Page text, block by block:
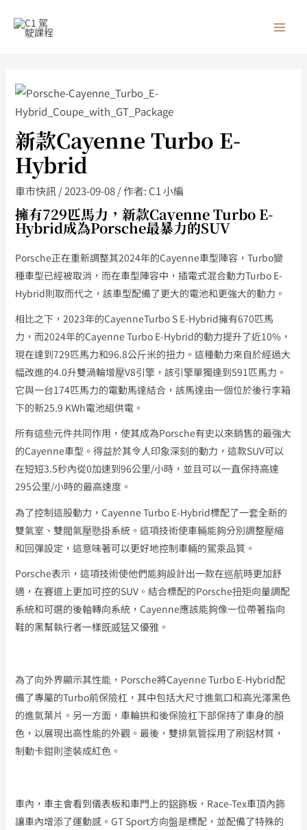
新款Cayenne Turbo E-
Hybrid
車市快訊/2023-09-08/ 作者: C1 小編
擁有729匹馬力，新款Cayenne Turbo E-
Hybrid成為Porsche最暴力的SUV
Porsche正在重新調整其2024年的Cayenne車型陣容，Turbo變
種車型已經被取消，而在車型陣容中，插電式混合動力Turbo E-
Hybrid則取而代之，該車型配備了更大的電池和更強大的動力。
相比之下，2023年的CayenneTurbo S E-Hybrid擁有670匹馬
力，而2024年的Cayenne Turbo E-Hybrid的動力提升了近10%，
現在達到729匹馬力和96.8公斤米的扭力。這種動力來自於經過大
幅改進的4.0升雙渦輪增壓V8引擎，該引擎單獨達到591匹馬力。
它與一台174匹馬力的電動馬達結合，該馬達由一個位於後行李箱
下的新25.9 KWh電池組供電。
所有這些元件共同作用，使其成為Porsche有史以來銷售的最強大
的Cayenne車型。得益於其令人印象深刻的動力，這款SUV可以
在短短3.5秒內從0加速到96公里/小時，並且可以一直保持高達
295公里/小時的最高速度。
為了控制這股動力，Cayenne Turbo E-Hybrid標配了一套全新的
雙氣室、雙閥氣壓懸掛系統。這項技術使車輛能夠分別調整壓縮
和回彈設定，這意味著可以更好地控制車輛的駕乘品質。
Porsche表示，這項技術使他們能夠設計出一款在巡航時更加舒
適，在賽道上更加可控的SUV。結合標配的Porsche扭矩向量調配
系統和可選的後軸轉向系統，Cayenne應該能夠像一位帶著指向
鞋的黑幫執行者一樣既威猛又優雅。
為了向外界顯示其性能，Porsche將Cayenne Turbo E-Hybrid配
備了專屬的Turbo前保險杠，其中包括大尺寸進氣口和高光澤黑色
的進氣葉片。另一方面，車輪拱和後保險杠下部保持了車身的顏
色，以展現出高性能的外觀。最後，雙排氣管採用了刷鋁材質，
制動卡鉗則塗裝成紅色。
車內，車主會看到儀表板和車門上的鋁飾板，Race-Tex車頂內飾
讓車內增添了運動感。GT Sport方向盤是標配，並配備了特殊的